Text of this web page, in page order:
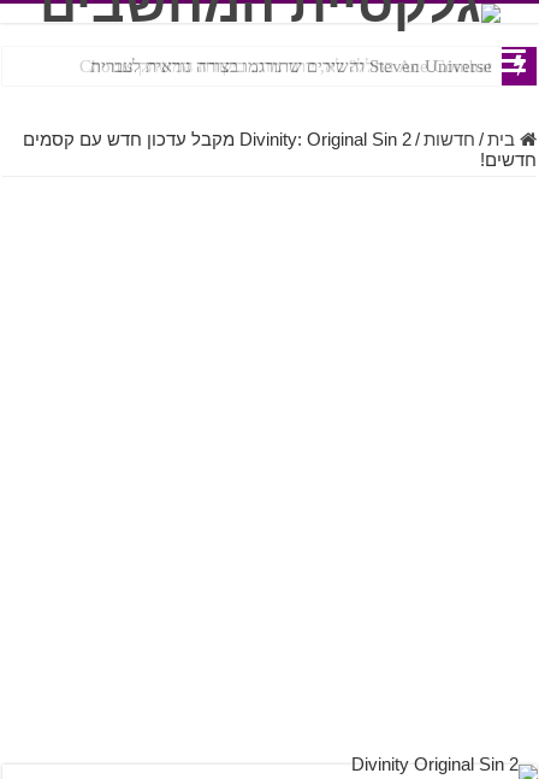
Ace Combat בחלל? לא, יותר מזה. ביקורת המשחק Chorus
Steven Universe והשירים שתורגמו בצורה נוראית לעברית
בית / חדשות /
Divinity: Original Sin 2 מקבל עדכון חדש עם קסמים
חדשים!